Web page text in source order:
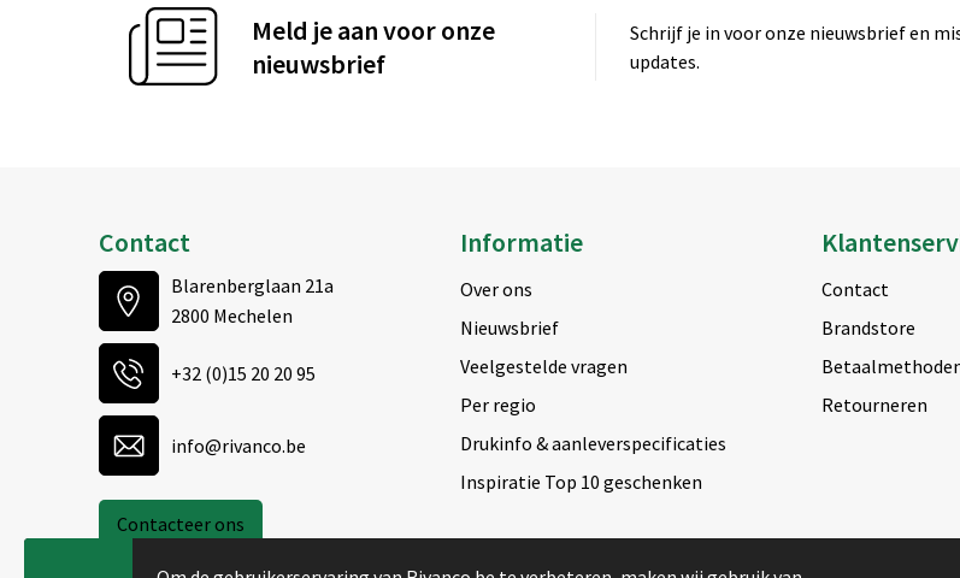
Meld je aan voor onze
nieuwsbrief
Schrijf je in voor onze nieuwsbrief en
updates.
Contact
Blarenberglaan 21a
2800 Mechelen
+32 (0)15 20 20 95
info@rivanco.be
Contacteer ons
Informatie
Over ons
Nieuwsbrief
Veelgestelde vragen
Per regio
Drukinfo & aanleverspecificaties
Inspiratie Top 10 geschenken
Contact
Brandstore
Retourneren